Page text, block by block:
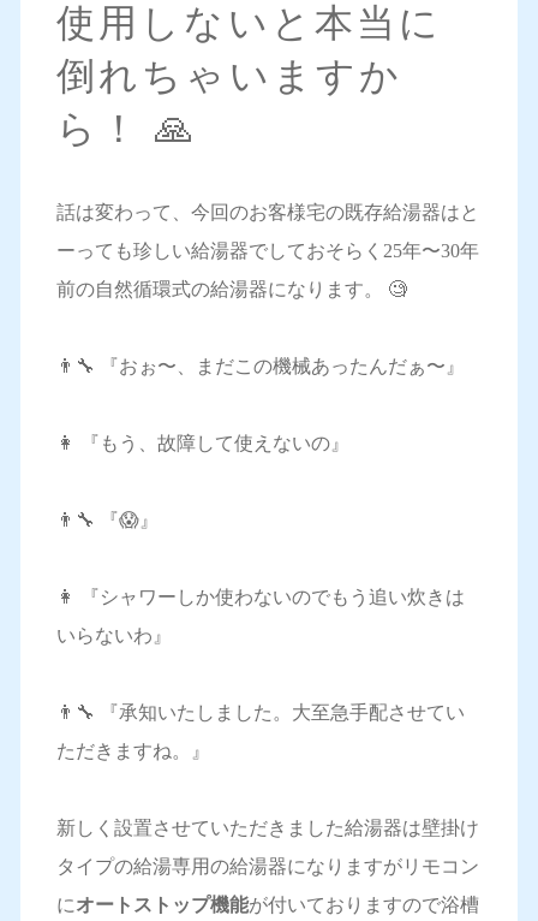
使用しないと本当に
倒れちゃいますか
ら！ 🙏
話は変わって、今回のお客様宅の既存給湯器はと
ーっても珍しい給湯器でしておそらく25年〜30年
前の自然循環式の給湯器になります。 🧐
👨‍🔧 『おぉ〜、まだこの機械あったんだぁ〜』
👩 『もう、故障して使えないの』
👨‍🔧 『😱』
👩 『シャワーしか使わないのでもう追い炊きは
いらないわ』
👨‍🔧 『承知いたしました。大至急手配させてい
ただきますね。』
新しく設置させていただきました給湯器は壁掛け
タイプの給湯専用の給湯器になりますがリモコン
にオートストップ機能が付いておりますので浴槽